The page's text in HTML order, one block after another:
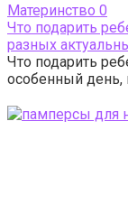
Материнство 0
Что подарить
разных
Что подарить
особенный день,